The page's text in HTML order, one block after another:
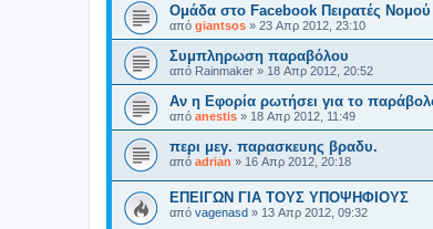
Ομάδα στο Facebook Πειρατές
από giantsos » 23 Απρ 2012, 23:10
Συμπληρωση παραβόλου
από Rainmaker » 18 Απρ 2012, 20:52
Αν η Εφορία ρωτήσει για το
από anestis » 18 Απρ 2012, 11:49
περι μεγ. παρασκευης βραδυ.
από adrian » 16 Απρ 2012, 20:18
ΕΠΕΙΓΩΝ ΓΙΑ ΤΟΥΣ ΥΠΟΨΗΦΙΟΥΣ
από vagenasd » 13 Απρ 2012, 09:32